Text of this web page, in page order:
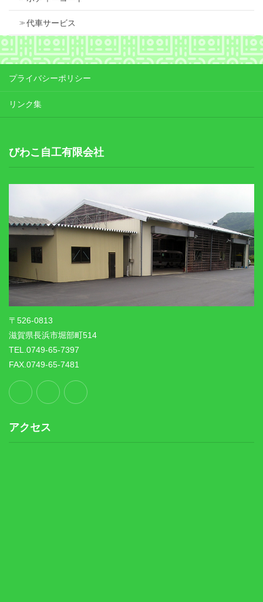
代車サービス
プライバシーポリシー
リンク集
びわこ自工有限会社
〒526-0813
滋賀県長浜市堀部町514
TEL.0749-65-7397
FAX.0749-65-7481
アクセス